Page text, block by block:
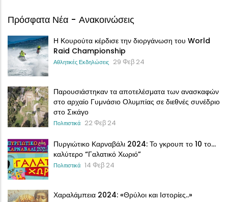
Πρόσφατα Νέα - Ανακοινώσεις
Η Κουρούτα κέρδισε την διοργάνωση του World
Raid Championship
Αθλητικές Εκδηλώσεις 29 Φεβ 24
Παρουσιάστηκαν τα αποτελέσματα των ανασκαφών
στο αρχαίο Γυμνάσιο Ολυμπίας σε διεθνές συνέδριο
στο Σικάγο
Πολιτιστικά 22 Φεβ 24
Πυργιώτικο Καρναβάλι 2024: Το γκρουπ το 10 το…
καλύτερο “Γαλατικό Χωριό”
Πολιτιστικά 14 Φεβ 24
Χαραλάμπεια 2024: «Θρύλοι και Ιστορίες..»